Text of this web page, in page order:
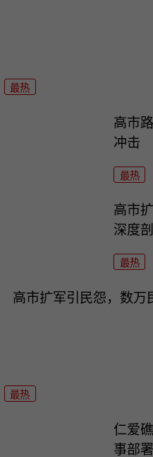
最热
高市
冲击
最热
高市
深度
最热
高市扩军引民怨，数万
最热
仁爱
事部署